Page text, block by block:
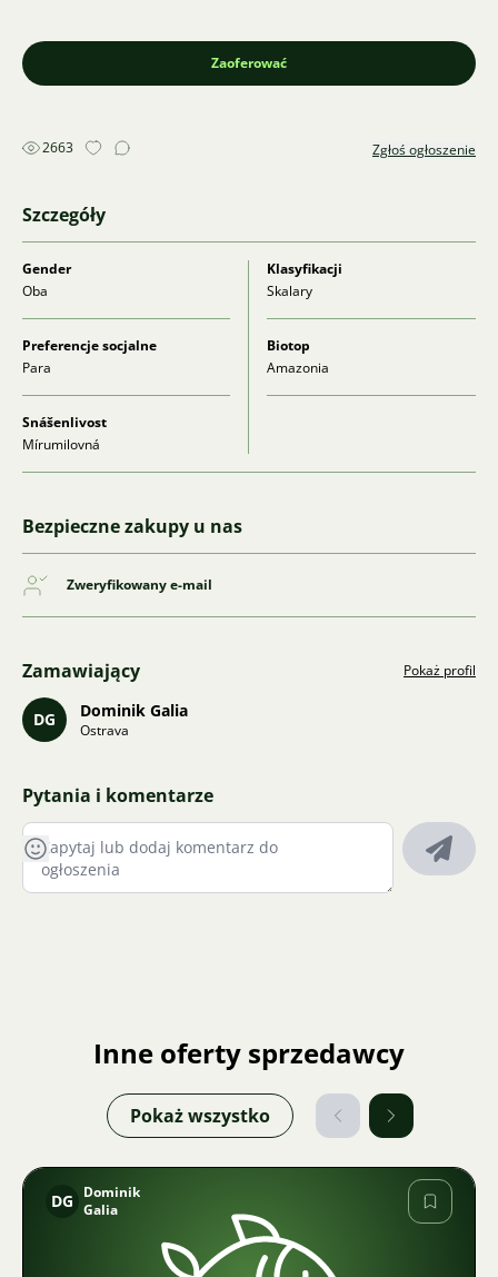
Zaoferować
2663 Zgłoś ogłoszenie
Szczegóły
Gender
Oba
Klasyfikacji
Skalary
Preferencje socjalne
Para
Biotop
Amazonia
Snášenlivost
Mírumilovná
Bezpieczne zakupy u nas
Zweryfikowany e-mail
Zamawiający Pokaż profil
DG Dominik Galia
Ostrava
Pytania i komentarze
Inne oferty sprzedawcy
Pokaż wszystko
DG
Dominik
Galia